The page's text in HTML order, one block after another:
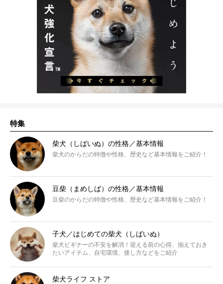
特集
柴犬（しばいぬ）の性格／基本情報
柴犬のからだの特徴や性格、歴史など基本情報をご紹介！
豆柴（まめしば）の性格／基本情報
豆柴のからだの特徴や性格、歴史など基本情報をご紹介！
子犬／はじめての柴犬（しばいぬ）
柴犬ビギナーの不安を解消！迎える前の心得、揃えておき
たいアイテム、自宅環境、接し方などをご紹介
柴犬ライフ ストア